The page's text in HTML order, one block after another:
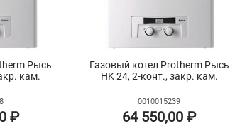
Рысь
кам.
₽
Газовый котел Protherm Рысь
HK 24, 2-конт., закр. кам.
0010015239
64 550,00 ₽